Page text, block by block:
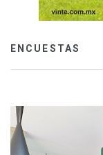
ENCUESTAS